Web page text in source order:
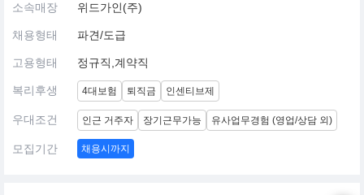
소속매장 위드가인(주)
채용형태 파견/도급
고용형태 정규직,계약직
복리후생 4대보험 퇴직금 인센티브제
우대조건 인근 거주자 장기근무가능 유사업무경험 (영업/상담 외)
모집기간 채용시까지